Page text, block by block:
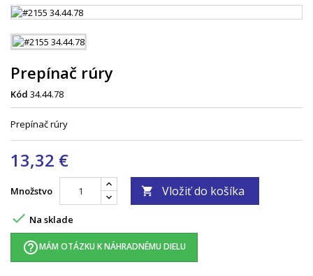
Prepínač rúry
Kód 34.44.78
Prepínač rúry
13,32 €
Množstvo  Vložiť do košíka
 Na sklade
help_outlineMÁM OTÁZKU K NÁHRADNÉMU DIELU